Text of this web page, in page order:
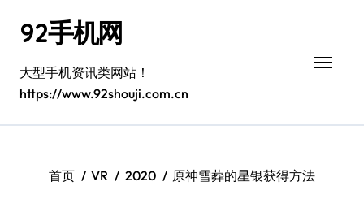
92手机网
大型手机资讯类网站！
https://www.92shouji.com.cn
首页 VR 2020 原神雪葬的星银获得方法